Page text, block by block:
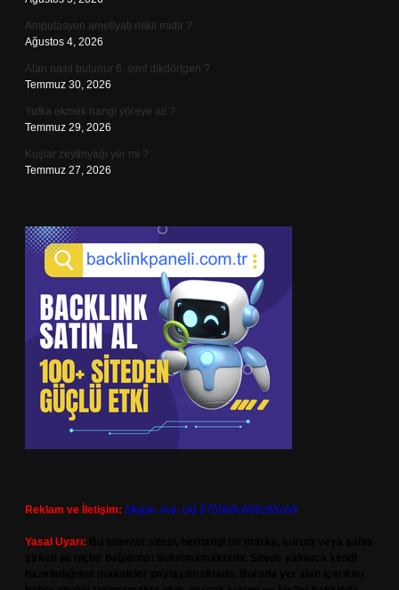
Amputasyon ameliyatı riskli midir ?
Ağustos 4, 2026
Alan nasıl bulunur 6. sınıf dikdörtgen ?
Temmuz 30, 2026
Yufka ekmek hangi yöreye ait ?
Temmuz 29, 2026
Kuşlar zeytinyağı yer mi ?
Temmuz 27, 2026
Reklam ve İletişim: Skype: live:.cid.575569c608265c69
Yasal Uyarı: